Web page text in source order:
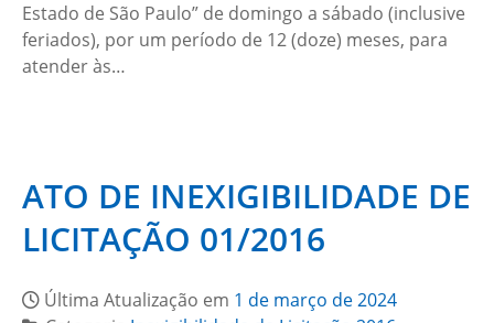
Estado de São Paulo” de domingo a sábado (inclusive
feriados), por um período de 12 (doze) meses, para
atender às…
ATO DE INEXIGIBILIDADE DE
LICITAÇÃO 01/2016
Última Atualização em 1 de março de 2024